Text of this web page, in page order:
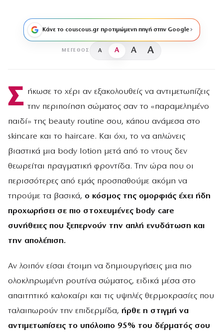
Κάνε το couscous.gr προτιμώμενη πηγή στην Google
ΜΈΓΕΘΟΣ A A A A
Σ ήκωσε το χέρι αν εξακολουθείς να αντιμετωπίζεις
την περιποίηση σώματος σαν το «παραμελημένο
παιδί» της beauty routine σου, κάπου ανάμεσα στο
skincare και το haircare. Και όχι, το να απλώνεις
βιαστικά μια body lotion μετά από το ντους δεν
θεωρείται πραγματική φροντίδα. Την ώρα που οι
περισσότερες από εμάς προσπαθούμε ακόμη να
τηρούμε τα βασικά, ο κόσμος της ομορφιάς έχει ήδη
προχωρήσει σε πιο στοχευμένες body care
συνήθειες που ξεπερνούν την απλή ενυδάτωση και
την απολέπιση.
Αν λοιπόν είσαι έτοιμη να δημιουργήσεις μια πιο
ολοκληρωμένη ρουτίνα σώματος, ειδικά μέσα στο
απαιτητικό καλοκαίρι και τις υψηλές θερμοκρασίες που
ταλαιπωρούν την επιδερμίδα, ήρθε η στιγμή να
αντιμετωπίσεις το υπόλοιπο 95% του δέρματός σου